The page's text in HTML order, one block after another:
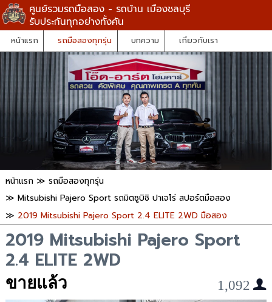
ศูนย์รวมรถมือสอง - รถบ้าน เมืองชลบุรี
รับประกันทุกอย่างทั้งคัน
หน้าแรก รถมือสองทุกรุ่น บทความ เกี่ยวกับเรา
หน้าแรก ≫ รถมือสองทุกรุ่น
≫ Mitsubishi Pajero Sport รถมิตซูบิชิ ปาเจโร่ สปอร์ตมือสอง
≫ 2019 Mitsubishi Pajero Sport 2.4 ELITE 2WD มือสอง
2019 Mitsubishi Pajero Sport
2.4 ELITE 2WD
ขายแล้ว 1,092